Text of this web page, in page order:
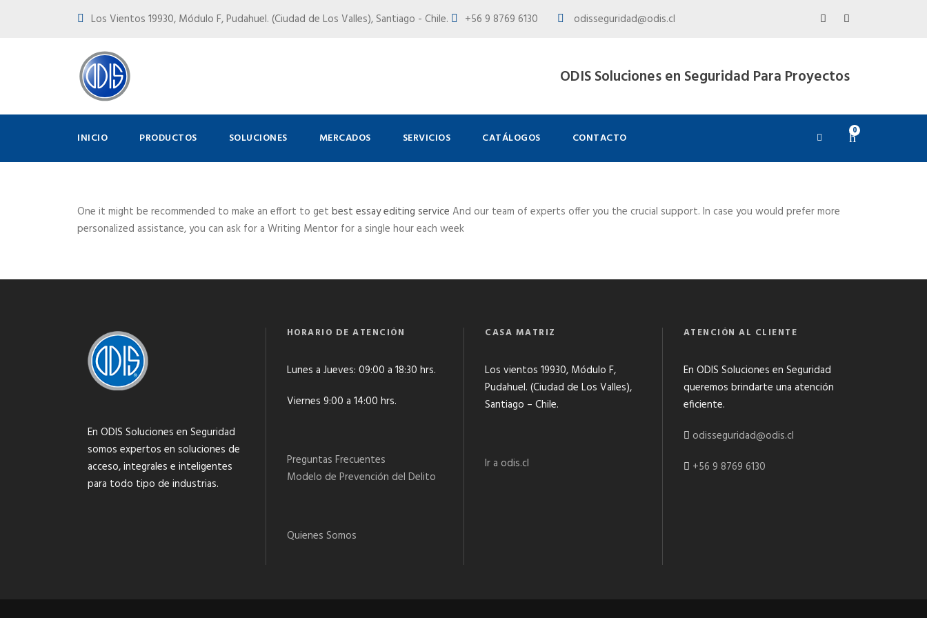
Los Vientos 19930, Módulo F, Pudahuel. (Ciudad de Los Valles), Santiago - Chile. +56 9 8769 6130 odisseguridad@odis.cl
ODIS Soluciones en Seguridad Para Proyectos
INICIO PRODUCTOS SOLUCIONES MERCADOS SERVICIOS CATÁLOGOS CONTACTO 0
One it might be recommended to make an effort to get best essay editing service And our team of experts offer you the crucial support. In case you would prefer more
personalized assistance, you can ask for a Writing Mentor for a single hour each week
En ODIS Soluciones en Seguridad
somos expertos en soluciones de
acceso, integrales e inteligentes
para todo tipo de industrias.
HORARIO DE ATENCIÓN
Lunes a Jueves: 09:00 a 18:30 hrs.
Viernes 9:00 a 14:00 hrs.
Preguntas Frecuentes
Modelo de Prevención del Delito
Quienes Somos
CASA MATRIZ
Los vientos 19930, Módulo F,
Pudahuel. (Ciudad de Los Valles),
Santiago – Chile.
Ir a odis.cl
ATENCIÓN AL CLIENTE
En ODIS Soluciones en Seguridad
queremos brindarte una atención
eficiente.
odisseguridad@odis.cl
+56 9 8769 6130